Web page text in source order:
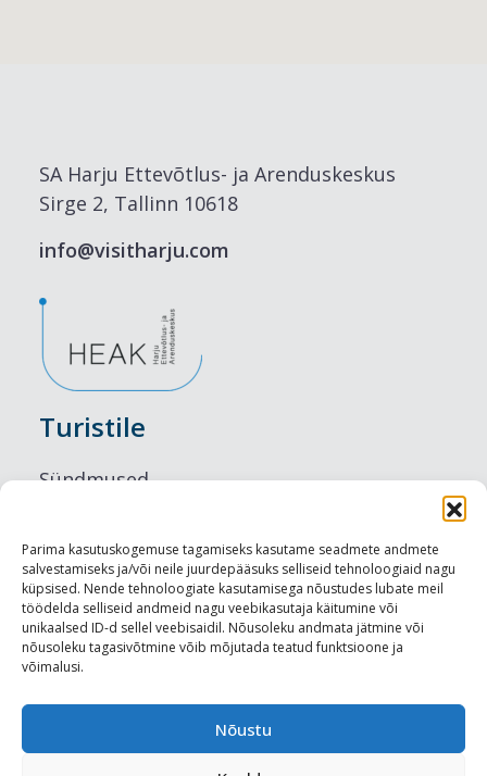
Parima kasutuskogemuse tagamiseks kasutame seadmete andmete
salvestamiseks ja/või neile juurdepääsuks selliseid tehnoloogiaid nagu
küpsised. Nende tehnoloogiate kasutamisega nõustudes lubate meil
töödelda selliseid andmeid nagu veebikasutaja käitumine või
unikaalsed ID-d sellel veebisaidil. Nõusoleku andmata jätmine või
nõusoleku tagasivõtmine võib mõjutada teatud funktsioone ja
võimalusi.
Nõustu
SA Harju Ettevõtlus- ja Arenduskeskus
Sirge 2, Tallinn 10618
info@visitharju.com
Turistile
Sündmused
Maitseelamused
Vaatamisväärsused
Visit Tallinn
Turismiprofessionaalile